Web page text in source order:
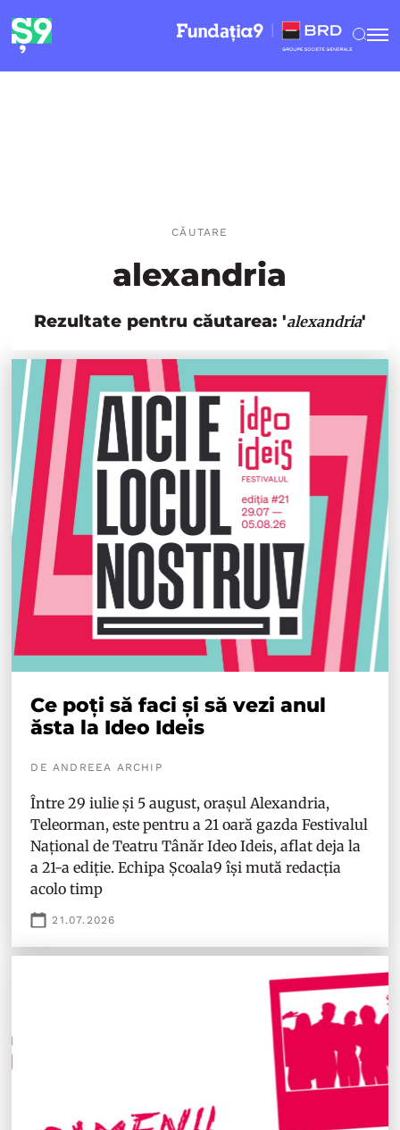
CĂUTARE
alexandria
Rezultate pentru căutarea: 'alexandria'
Ce poți să faci și să vezi anul
ăsta la Ideo Ideis
DE ANDREEA ARCHIP
Între 29 iulie și 5 august, orașul Alexandria,
Teleorman, este pentru a 21 oară gazda Festivalul
Național de Teatru Tânăr Ideo Ideis, aflat deja la
a 21-a ediție. Echipa Școala9 își mută redacția
acolo timp
21.07.2026